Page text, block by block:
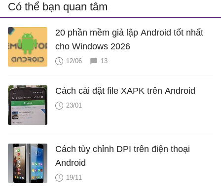
Có thể bạn quan tâm
20 phần mềm giả lập Android tốt nhất
cho Windows 2026
12/06 13
Cách cài đặt file XAPK trên Android
23/01
Cách tùy chỉnh DPI trên điện thoại
Android
19/11